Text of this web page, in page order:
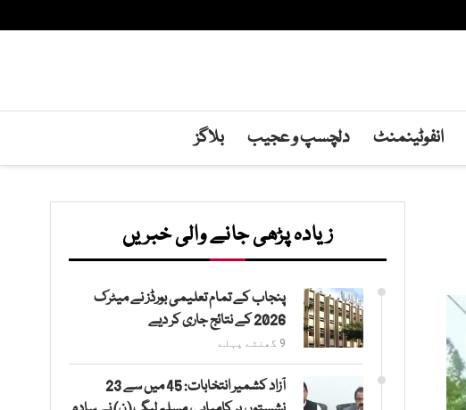
انفوٹینمنٹ دلچسپ و عجیب بلاگز
زیادہ پڑھی جانے والی خبریں
پنجاب کے تمام تعلیمی بورڈز نے میٹرک
2026 کے نتائج جاری کر دیے
9 گھنٹے پہلے
آزاد کشمیر انتخابات: 45 میں سے 23